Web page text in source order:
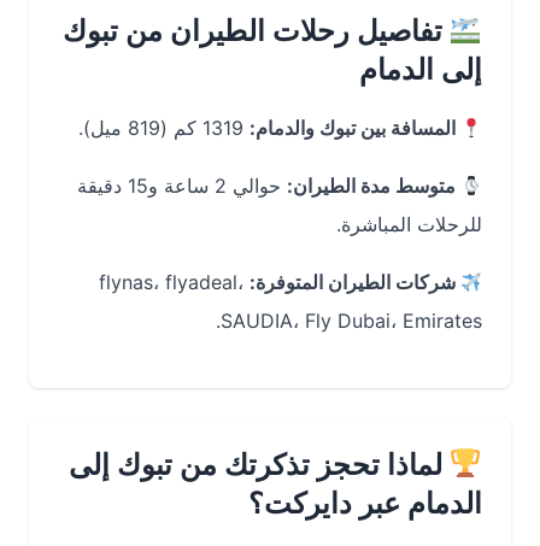
تفاصيل رحلات الطيران من تبوك
إلى الدمام
المسافة بين تبوك والدمام:1319 كم (819 ميل).
متوسط مدة الطيران:
حوالي 2 ساعة و15 دقيقة
للرحلات المباشرة.
شركات الطيران المتوفرة: flynas، flyadeal،
SAUDIA، Fly Dubai، Emirates.
لماذا تحجز تذكرتك من تبوك إلى
الدمام عبر دايركت؟